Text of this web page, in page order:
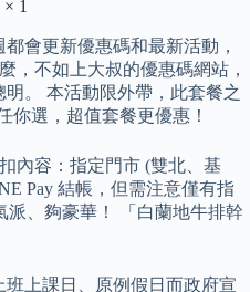
1
會更新優惠碼和最新活動，
，不如上大叔的優惠碼網站，
。 本活動限外帶，此套餐之
你選，超值套餐更優惠！
內容：指定門市 (雙北、基
Pay 結帳，但需注意僅有指
派、夠豪華！ 「白蘭地牛排幹
上課日、原例假日而政府宣